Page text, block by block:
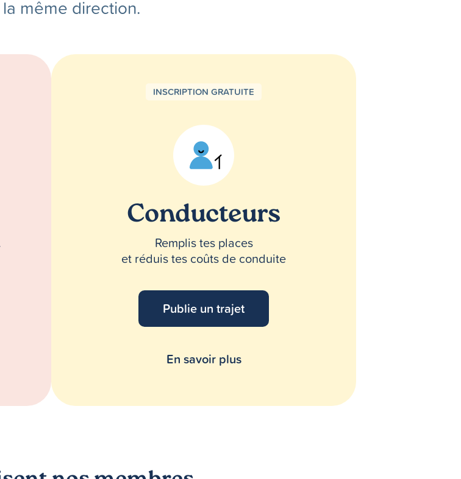
même direction.
INSCRIPTION GRATUITE
Conducteurs
Remplis tes places
et réduis tes coûts de conduite
Publie un trajet
En savoir plus